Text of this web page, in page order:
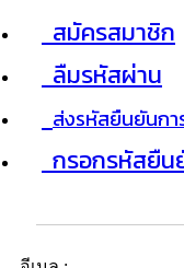
สมัครสมาชิก
ลืมรหัสผ่าน
ส่งรหัสยืนยันกา
กรอกรหัสยืน